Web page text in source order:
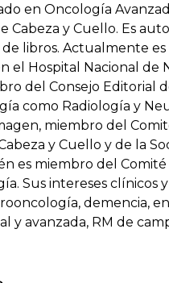
en Oncología
Cabeza y Cuello. Es
libros. Actualmente
el Hospital Nacional de
del Consejo Editorial
como Radiología y
miembro del
y Cuello y de la
es miembro del
Sus intereses clínicos
demencia,
y avanzada, RM de